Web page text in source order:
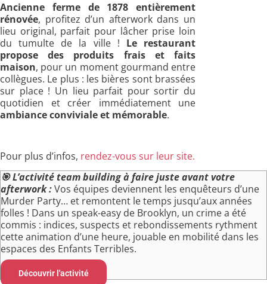
Ancienne ferme de 1878 entièrement
rénovée, profitez d’un afterwork dans un
lieu original, parfait pour lâcher prise loin
du tumulte de la ville ! Le restaurant
propose des produits frais et faits
maison, pour un moment gourmand entre
collègues. Le plus : les bières sont brassées
sur place ! Un lieu parfait pour sortir du
quotidien et créer immédiatement une
ambiance conviviale et mémorable.
Pour plus d’infos, rendez-vous sur leur site.
🎯L’activité team building à faire juste avant votre
afterwork :Vos équipes deviennent les enquêteurs d’une
Murder Party… et remontent le temps jusqu’aux années
folles ! Dans un speak-easy de Brooklyn, un crime a été
commis : indices, suspects et rebondissements rythment
cette animation d’une heure, jouable en mobilité dans les
espaces des Enfants Terribles.
Découvrir l'activité